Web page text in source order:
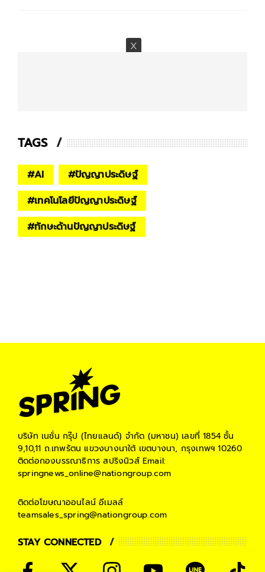
TAGS
#AI #ปัญญาประดิษฐ์
#เทคโนโลยีปัญญาประดิษฐ์
#ทักษะด้านปัญญาประดิษฐ์
บริษัท เนชั่น กรุ๊ป (ไทยแลนด์) จำกัด (มหาชน) เลขที่ 1854 ชั้น
9,10,11 ถ.เทพรัตน แขวงบางนาใต้ เขตบางนา, กรุงเทพฯ 10260
ติดต่อกองบรรณาธิการ สปริงนิวส์Email:
springnews_online@nationgroup.com
ติดต่อโฆษณาออนไลน์ อีเมลล์
teamsales_spring@nationgroup.com
STAY CONNECTED